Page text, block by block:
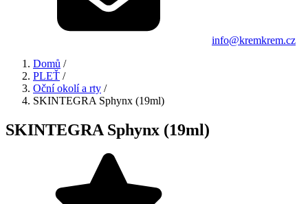
info@kremkrem.cz
Domů /
PLEŤ /
Oční okolí a rty /
SKINTEGRA Sphynx (19ml)
SKINTEGRA Sphynx (19ml)